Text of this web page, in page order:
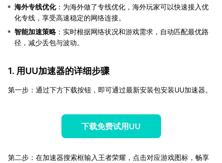
海外专线优化：为海外做了专线优化，海外玩家可以快速接入优
化专线，享受高速稳定的网络连接。
智能加速策略 ：实时根据网络状况和游戏需求，自动匹配最优路
径，减少丢包与波动。
1. 用UU加速器的详细步骤
第一步：通过下方下载按钮，即可通过最新安装包安装UU加速器。
下载免费试用UU
第二步：在加速器搜索框输入王者荣耀，点击对应游戏图标，畅享